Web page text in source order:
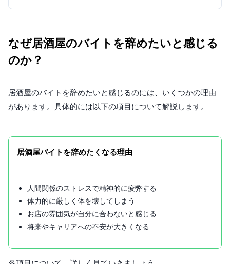
なぜ居酒屋のバイトを辞めたいと感じる
のか？
居酒屋のバイトを辞めたいと感じるのには、いくつかの理由
があります。具体的には以下の項目について解説します。
居酒屋バイトを辞めたくなる理由
人間関係のストレスで精神的に疲弊する
体力的に厳しく体を壊してしまう
お店の雰囲気が自分に合わないと感じる
将来やキャリアへの不安が大きくなる